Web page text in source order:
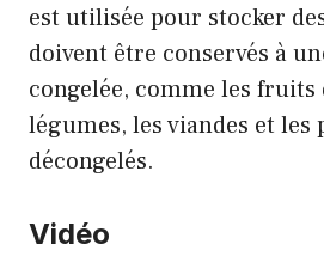
est utilisée pour stocker
doivent être conservés à
congelée, comme les fruits
légumes, les viandes et les
décongelés.
Vidéo